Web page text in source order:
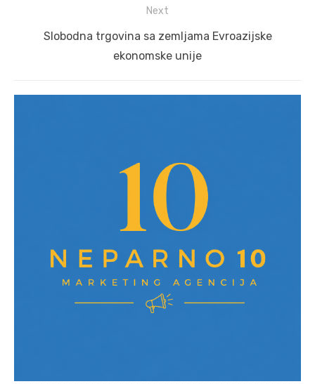
Next
NextSlobodna trgovina sa zemljama Evroazijske
ekonomske unije